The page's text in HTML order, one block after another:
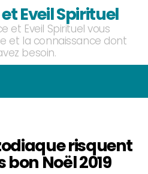
Eveil Spirituel
et Eveil Spirituel vous
et la connaissance dont
besoin.
risquent
bon Noël 2019